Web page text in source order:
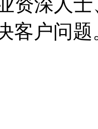
资深人
客户问题